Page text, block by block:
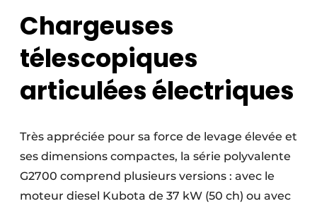
Chargeuses
télescopiques
articulées électriques
Très appréciée pour sa force de levage élevée et
ses dimensions compactes, la série polyvalente
G2700 comprend plusieurs versions : avec le
moteur diesel Kubota de 37 kW (50 ch) ou avec